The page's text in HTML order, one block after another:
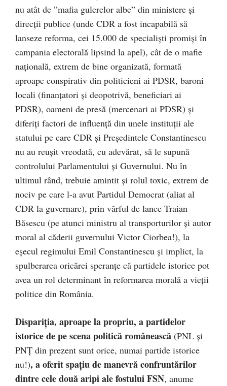
nu atât de ”mafia gulerelor albe” din ministere şi
direcţii publice (unde CDR a fost incapabilă să
lanseze reforma, cei 15.000 de specialişti promişi în
campania electorală lipsind la apel), cât de o mafie
naţională, extrem de bine organizată, formată
aproape conspirativ din politicieni ai PDSR, baroni
locali (finanţatori şi deopotrivă, beneficiari ai
PDSR), oameni de presă (mercenari ai PDSR) şi
diferiţi factori de influenţă din unele instituţii ale
statului pe care CDR şi Preşedintele Constantinescu
nu au reuşit vreodată, cu adevărat, să le supună
controlului Parlamentului şi Guvernului. Nu în
ultimul rând, trebuie amintit şi rolul toxic, extrem de
nociv pe care l-a avut Partidul Democrat (aliat al
CDR la guvernare), prin vârful de lance Traian
Băsescu (pe atunci ministru al transporturilor şi autor
moral al căderii guvernului Victor Ciorbea!), la
eşecul regimului Emil Constantinescu şi implict, la
spulberarea oricărei speranţe că partidele istorice pot
avea un rol determinant în reformarea morală a vieţii
politice din România.
Dispariţia, aproape la propriu, a partidelor
istorice de pe scena politică românească (PNL şi
PNŢ din prezent sunt orice, numai partide istorice
nu!), a oferit spaţiu de manevră confruntărilor
dintre cele două aripi ale fostului FSN, anume